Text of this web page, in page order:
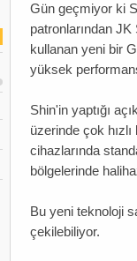
Gün geçmiyor ki
patronlarından
kullanan yeni bir
yüksek
Shin'in yaptığı
üzerinde çok
cihazlarında
bölgelerinde
Bu yeni teknoloji
çekilebiliyor.